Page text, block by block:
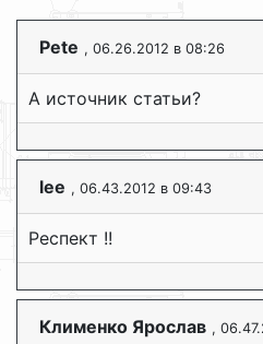
Pete , 06.26.2012 в 08:26
А источник статьи?
lee , 06.43.2012 в 09:43
Респект !!
Клименко Ярослав ,